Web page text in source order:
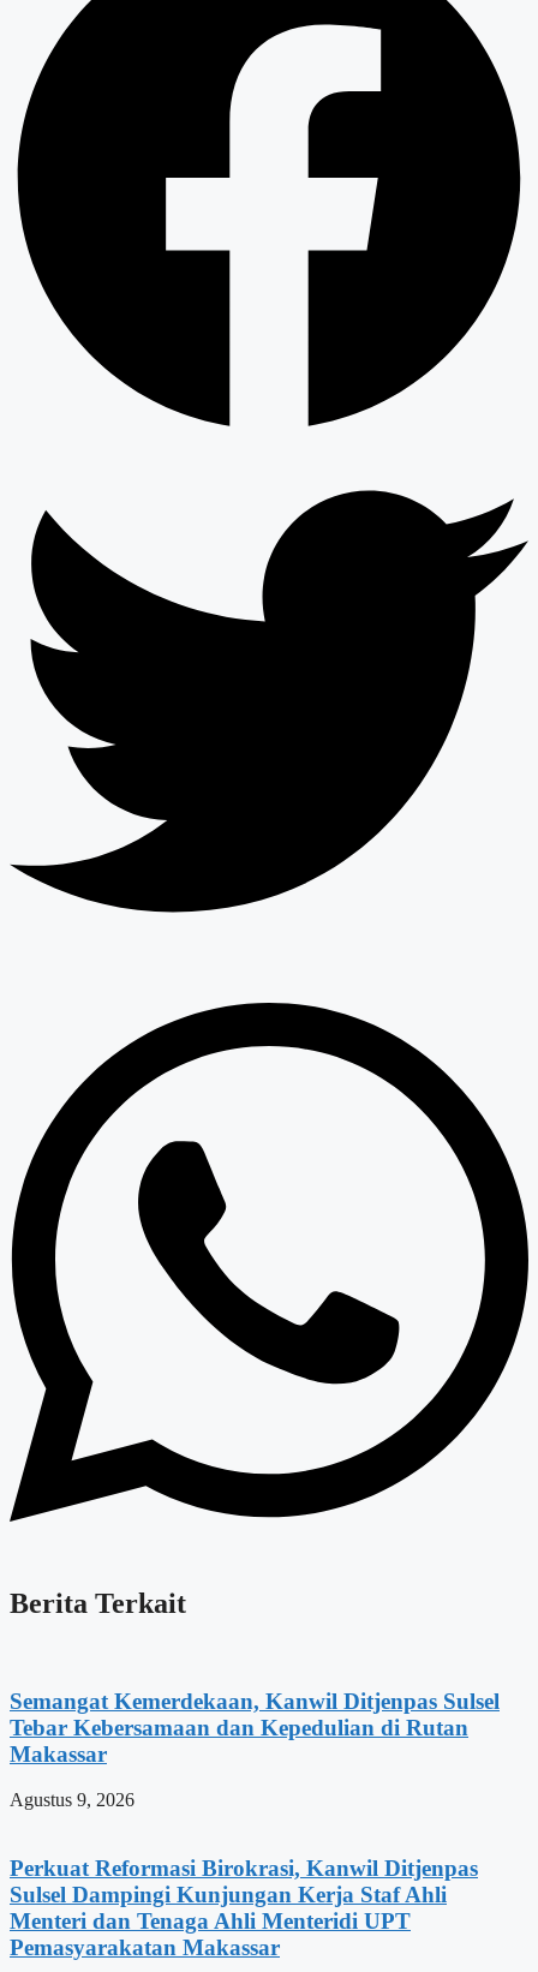
Berita Terkait
Semangat Kemerdekaan, Kanwil Ditjenpas Sulsel
Tebar Kebersamaan dan Kepedulian di Rutan
Makassar
Agustus 9, 2026
Perkuat Reformasi Birokrasi, Kanwil Ditjenpas
Sulsel Dampingi Kunjungan Kerja Staf Ahli
Menteri dan Tenaga Ahli Menteridi UPT
Pemasyarakatan Makassar